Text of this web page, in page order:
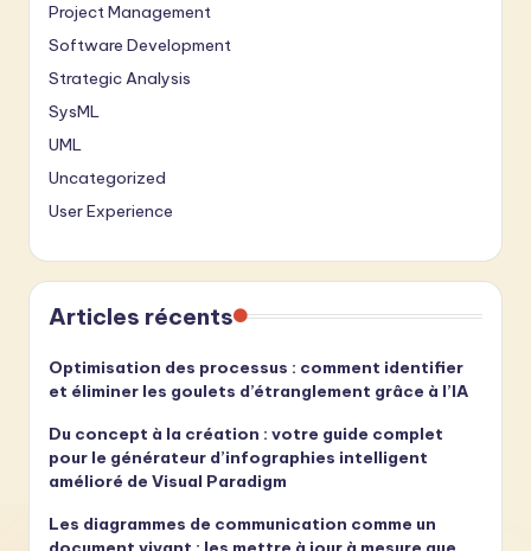
Project Management
Software Development
Strategic Analysis
SysML
UML
Uncategorized
User Experience
Articles récents
Optimisation des processus : comment identifier
et éliminer les goulets d’étranglement grâce à l’IA
Du concept à la création : votre guide complet
pour le générateur d’infographies intelligent
amélioré de Visual Paradigm
Les diagrammes de communication comme un